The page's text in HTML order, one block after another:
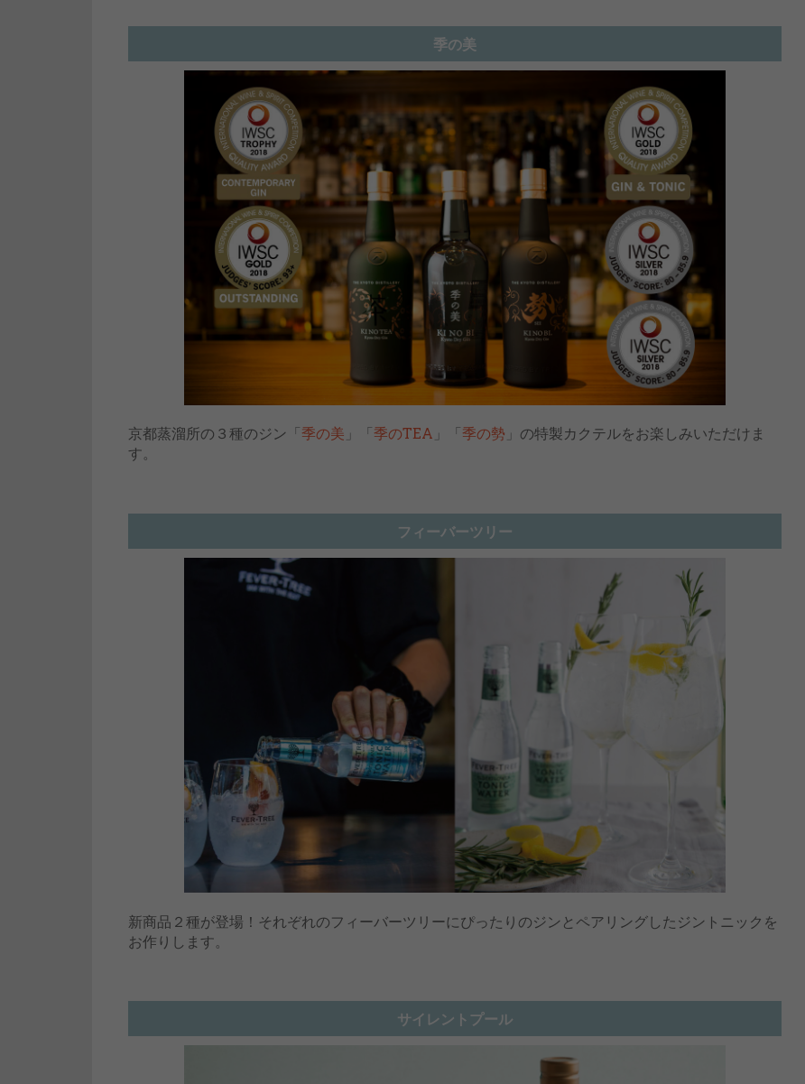
季の美
京都蒸溜所の３種のジン「季の美 」「季のTEA 」「季の勢 」の特製カクテルをお楽しみいただけま
す。
フィーバーツリー
新商品２種が登場！それぞれのフィーバーツリーにぴったりのジンとペアリングしたジントニックを
お作りします。
サイレントプール